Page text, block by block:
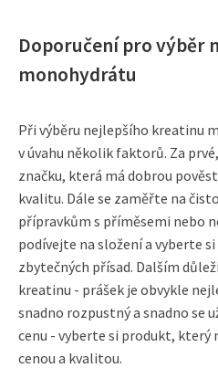
Doporučení pro výběr
monohydrátu
Při výběru nejlepšího kreatinu
v úvahu několik faktorů. Za
značku, která má dobrou
kvalitu. Dále se zaměřte na
přípravkům s příměsemi nebo
podívejte na složení a vyberte
zbytečných přísad. Dalším
kreatinu - prášek je obvykle
snadno rozpustný a snadno se
cenu - vyberte si produkt, který
cenou a kvalitou.